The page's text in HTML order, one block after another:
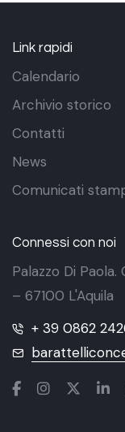
Link rapidi
Calendario
Archivio storico
Contatti
News
Comunicati
Connessi con noi
Palazzo Di
– 67100 L'Aquila
+ 39 0862